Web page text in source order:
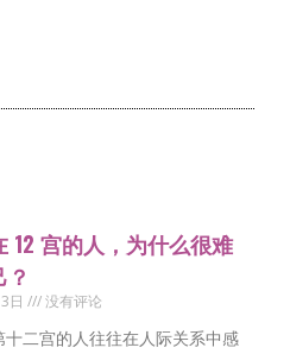
12 宫的人，为什么很难
日 没有评论
十二宫的人往往在人际关系中感